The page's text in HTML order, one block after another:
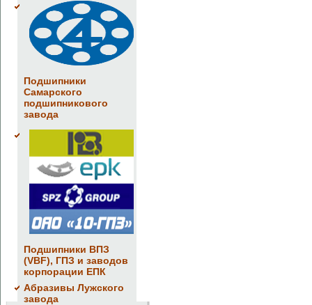
Подшипники
Самарского
подшипникового
завода
Подшипники ВПЗ
(VBF), ГПЗ и заводов
корпорации ЕПК
Абразивы Лужского
завода